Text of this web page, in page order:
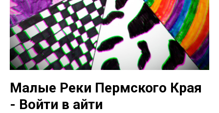
Малые Реки Пермского Края
- Войти в айти